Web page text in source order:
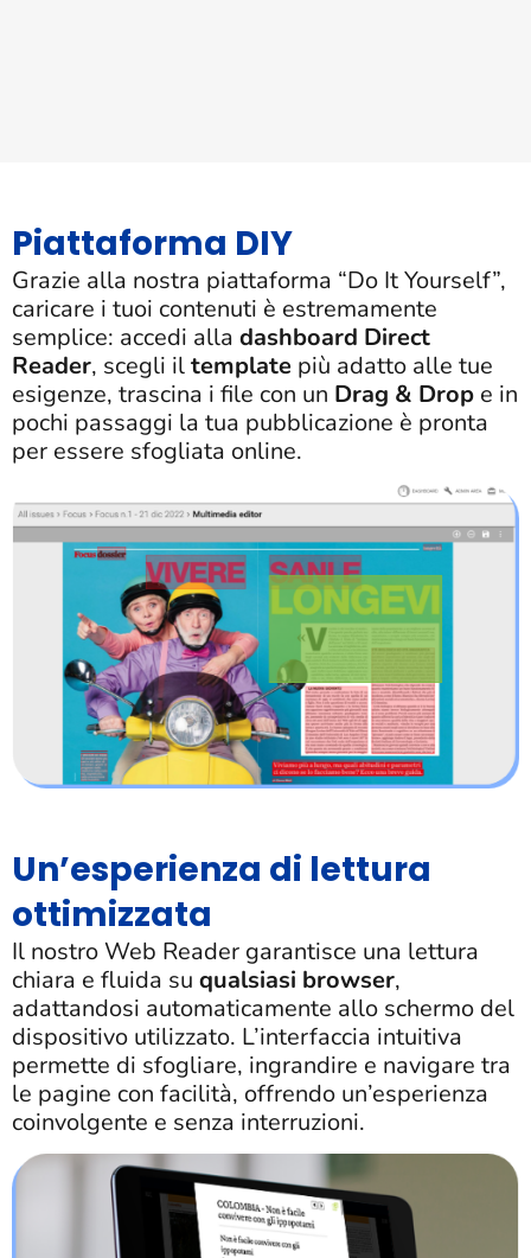
Piattaforma DIY
Grazie alla nostra piattaforma “Do It Yourself”,
caricare i tuoi contenuti è estremamente
semplice: accedi alla dashboard Direct
Reader, scegli iltemplate più adatto alle tue
esigenze, trascina i file con un Drag & Drop e in
pochi passaggi la tua pubblicazione è pronta
per essere sfogliata online.
Un’esperienza di lettura
ottimizzata
Il nostro Web Reader garantisce una lettura
chiara e fluida su qualsiasi browser,
adattandosi automaticamente allo schermo del
dispositivo utilizzato. L’interfaccia intuitiva
permette di sfogliare, ingrandire e navigare tra
le pagine con facilità, offrendo un’esperienza
coinvolgente e senza interruzioni.